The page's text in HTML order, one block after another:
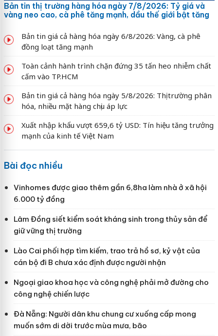
Bản tin thị trường hàng hóa ngày 7/8/2026: Tỷ giá và
vàng neo cao, cà phê tăng mạnh, dầu thế giới bật tăng
Bản tin giá cả hàng hóa ngày 6/8/2026: Vàng, cà phê
đồng loạt tăng mạnh
Toàn cảnh hành trình chặn đứng 35 tấn heo nhiễm chất
cấm vào TP.HCM
Bản tin giá cả hàng hóa ngày 5/8/2026: Thị trường phân
hóa, nhiều mặt hàng chịu áp lực
Xuất nhập khẩu vượt 659,6 tỷ USD: Tín hiệu tăng trưởng
mạnh của kinh tế Việt Nam
Bài đọc nhiều
Vinhomes được giao thêm gần 6,8ha làm nhà ở xã hội
6.000 tỷ đồng
Lâm Đồng siết kiểm soát kháng sinh trong thủy sản để
giữ vững thị trường
Lào Cai phối hợp tìm kiếm, trao trả hồ sơ, kỷ vật của
cán bộ đi B chưa xác định được người nhận
Ngoại giao khoa học và công nghệ phải mở đường cho
công nghệ chiến lược
Đà Nẵng: Người dân khu chung cư xuống cấp mong
muốn sớm di dời trước mùa mưa, bão